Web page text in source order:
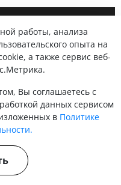
1 (ред. от 05.12.2022)
работы, анализа
опыта на
а также сервис веб-
Вы соглашаетесь с
данных сервисом
в Политике